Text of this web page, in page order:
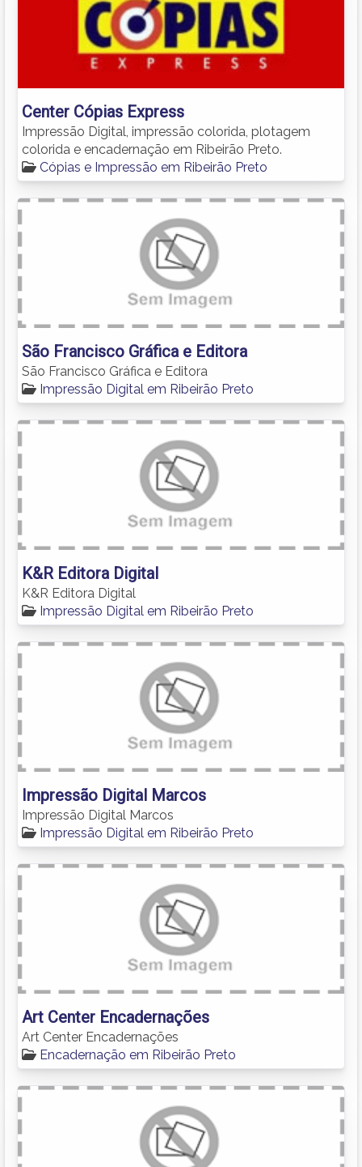
Center Cópias Express
Impressão Digital, impressão colorida, plotagem
colorida e encadernação em Ribeirão Preto.
Cópias e Impressão em Ribeirão Preto
São Francisco Gráfica e Editora
São Francisco Gráfica e Editora
Impressão Digital em Ribeirão Preto
K&R Editora Digital
K&R Editora Digital
Impressão Digital em Ribeirão Preto
Impressão Digital Marcos
Impressão Digital Marcos
Impressão Digital em Ribeirão Preto
Art Center Encadernações
Art Center Encadernações
Encadernação em Ribeirão Preto